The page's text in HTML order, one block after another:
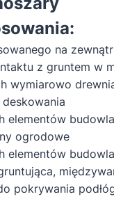
na
z gruntem w
wymiarowo
elementów
ogrodowe
elementów
pokrywania